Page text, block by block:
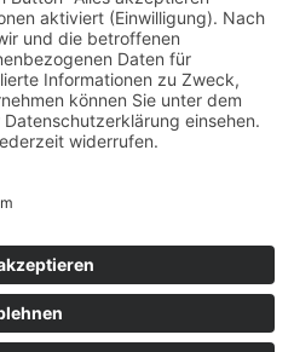
und Kinobegeisterte jeden
haben wir uns aber entschlossen,
zu verzichten. Wo möglich